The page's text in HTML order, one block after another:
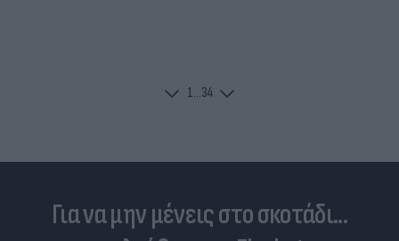
1...34
Για να μην μένεις στο σκοτάδι...